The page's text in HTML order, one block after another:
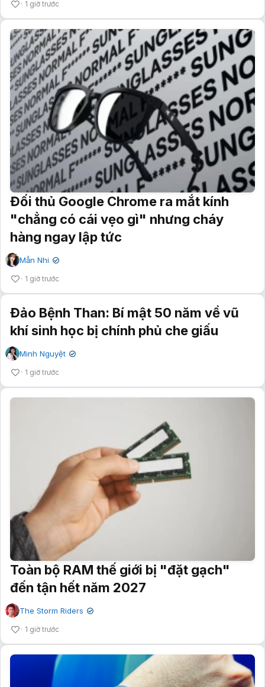
1 giờ trước
Đối thủ Google Chrome ra mắt kính
"chẳng có cái vẹo gì" nhưng cháy
hàng ngay lập tức
Mẫn Nhi ✔
1 giờ trước
Đảo Bệnh Than: Bí mật 50 năm về vũ
khí sinh học bị chính phủ che giấu
Minh Nguyệt ✔
1 giờ trước
Toàn bộ RAM thế giới bị "đặt gạch"
đến tận hết năm 2027
The Storm Riders ✔
1 giờ trước